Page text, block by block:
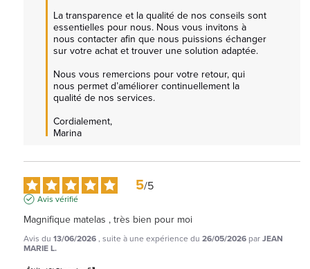
La transparence et la qualité de nos conseils sont
essentielles pour nous. Nous vous invitons à
nous contacter afin que nous puissions échanger
sur votre achat et trouver une solution adaptée.
Nous vous remercions pour votre retour, qui
nous permet d’améliorer continuellement la
qualité de nos services.
Cordialement,
Marina
5/5
Avis vérifié
Magnifique matelas , très bien pour moi
Avis du 13/06/2026, suite à une expérience du 26/05/2026 parJEAN
MARIE L.